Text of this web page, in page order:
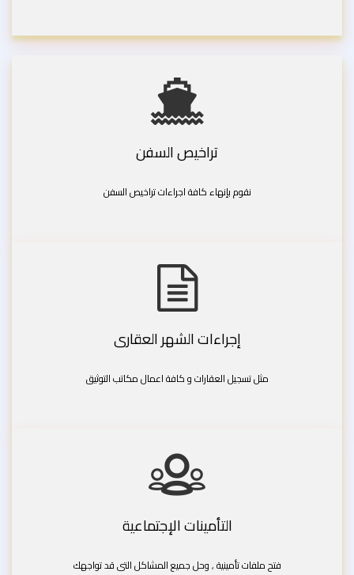
تراخيص السفن
نقوم بإنهاء كافة اجراءات تراخيص السفن
إجراءات الشهر العقارى
مثل تسجيل العقارات و كافة اعمال مكاتب التوثيق
التأمينات الإجتماعية
فتح ملفات تأمينية , وحل جميع المشاكل التى قد تواجهك